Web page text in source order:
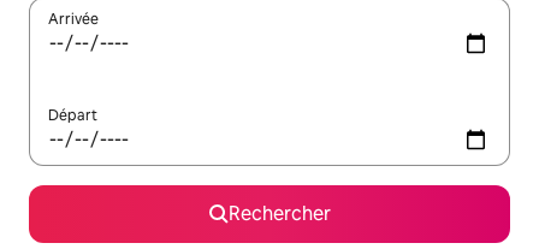
Arrivée
Départ
Rechercher